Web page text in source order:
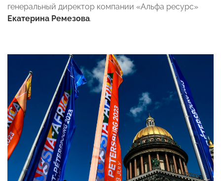
генеральный директор компании «Альфа ресурс»
Екатерина Ремезова.